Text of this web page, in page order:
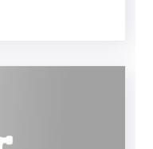
cho các nhu